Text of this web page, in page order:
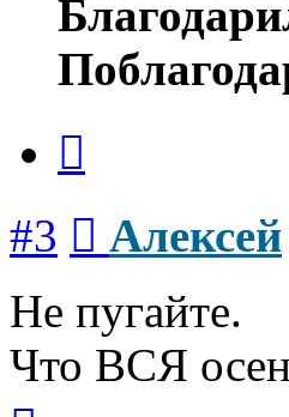
#3 Алексей
Не пугайте.
Что ВСЯ